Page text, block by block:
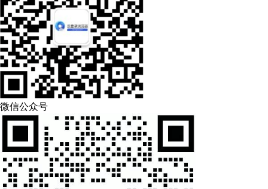
微信公众号